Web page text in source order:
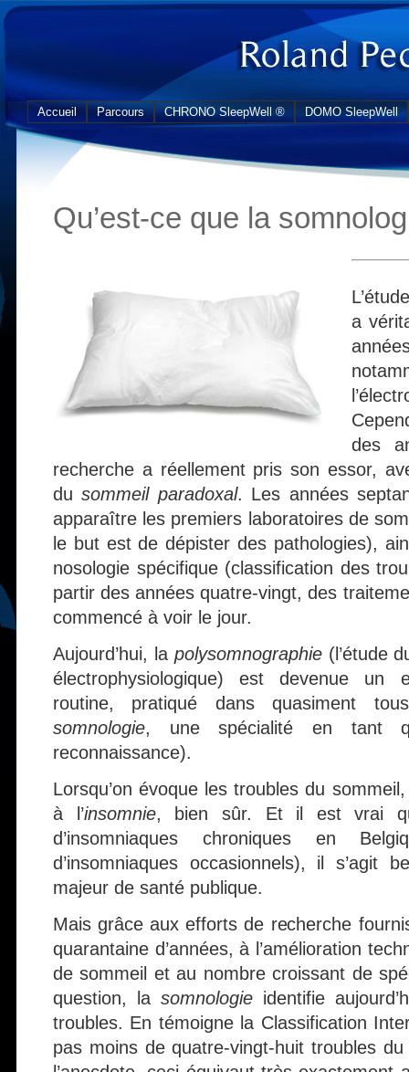
Accueil Parcours CHRONO SleepWell ® DOMO SleepWell
Qu’est-ce que la
a
des
recherche a réellement pris son essor,
dusommeil paradoxal. Les années
apparaître les premiers laboratoires de
le but est de dépister des pathologies),
nosologie spécifique (classification des
partir des années quatre-vingt, des
commencé à voir le jour.
Aujourd’hui, la polysomnographie(l’étude
électrophysiologique) est devenue un
routine, pratiqué dans quasiment
somnologie, une spécialité en tant
reconnaissance).
Lorsqu’on évoque les troubles du
à l’insomnie, bien sûr. Et il est vrai
d’insomniaques chroniques en
d’insomniaques occasionnels), il s’agit
majeur de santé publique.
Mais grâce aux efforts de recherche
quarantaine d’années, à l’amélioration
de sommeil et au nombre croissant de
question, lasomnologie identifie
troubles. En témoigne la Classification
pas moins de quatre-vingt-huit troubles